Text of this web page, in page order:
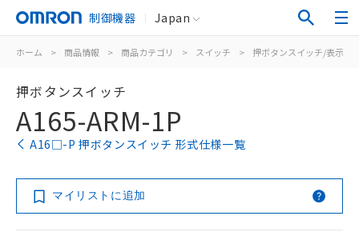
制御機器 Japan
ホーム > 商品情報 > 商品カテゴリ > スイッチ > 押ボタンスイッチ/表示灯
押ボタンスイッチ
A165-ARM-1P
A16□-P 押ボタンスイッチ 形式仕様一覧
マイリストに追加